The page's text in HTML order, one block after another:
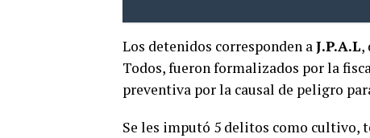
Los detenidos corresponden aJ.P.A.L,
Todos, fueron formalizados por la
preventiva por la causal de peligro
Se les imputó 5 delitos como cultivo,